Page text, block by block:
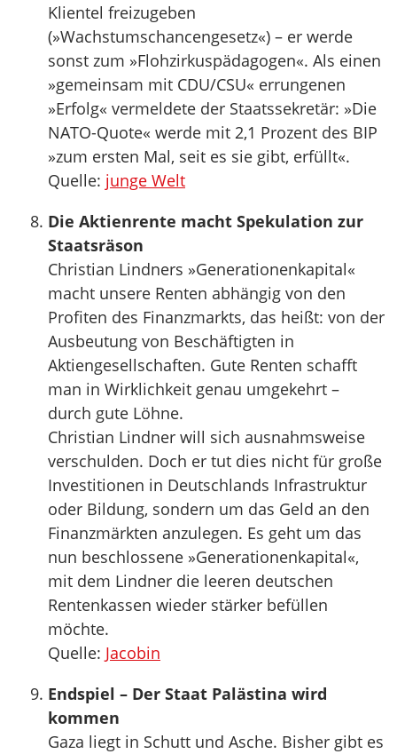
Klientel freizugeben
(»Wachstumschancengesetz«) – er werde
sonst zum »Flohzirkuspädagogen«. Als einen
»gemeinsam mit CDU/CSU« errungenen
»Erfolg« vermeldete der Staatssekretär: »Die
NATO-Quote« werde mit 2,1 Prozent des BIP
»zum ersten Mal, seit es sie gibt, erfüllt«.
Quelle: junge Welt
Die Aktienrente macht Spekulation zur
Staatsräson
Christian Lindners »Generationenkapital«
macht unsere Renten abhängig von den
Profiten des Finanzmarkts, das heißt: von der
Ausbeutung von Beschäftigten in
Aktiengesellschaften. Gute Renten schafft
man in Wirklichkeit genau umgekehrt –
durch gute Löhne.
Christian Lindner will sich ausnahmsweise
verschulden. Doch er tut dies nicht für große
Investitionen in Deutschlands Infrastruktur
oder Bildung, sondern um das Geld an den
Finanzmärkten anzulegen. Es geht um das
nun beschlossene »Generationenkapital«,
mit dem Lindner die leeren deutschen
Rentenkassen wieder stärker befüllen
möchte.
Quelle: Jacobin
Endspiel – Der Staat Palästina wird
kommen
Gaza liegt in Schutt und Asche. Bisher gibt es